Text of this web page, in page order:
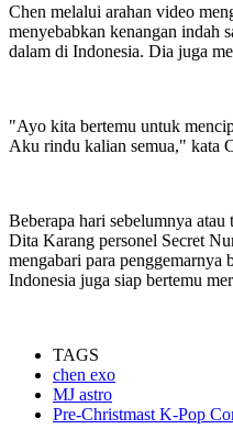
Chen melalui arahan video
menyebabkan kenangan indah
dalam di Indonesia. Dia juga
"Ayo kita bertemu untuk
Aku rindu kalian semua," kata
Beberapa hari sebelumnya
Dita Karang personel Secret
mengabari para penggemarnya
Indonesia juga siap bertemu
TAGS
chen exo
MJ astro
Pre-Christmast K-Pop